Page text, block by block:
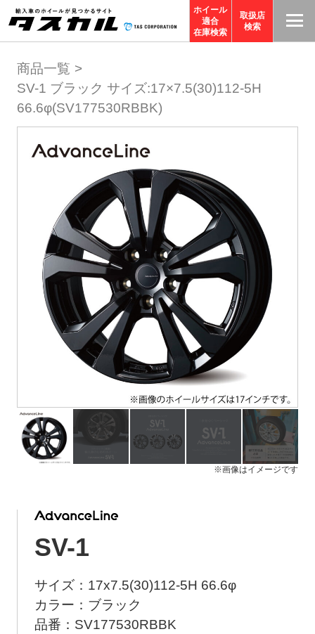
ホイール
適合
在庫検索
取扱店
検索
商品一覧
SV-1 ブラック サイズ:17×7.5(30)112-5H
66.6φ(SV177530RBBK)
※画像はイメージです
SV-1
サイズ：17x7.5(30)112-5H 66.6φ
カラー：ブラック
品番：SV177530RBBK
T
R
ー
を
開
く